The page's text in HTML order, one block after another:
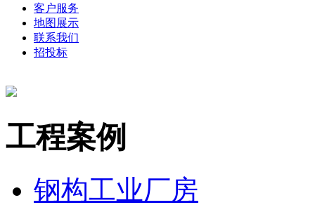
客户服务
地图展示
联系我们
招投标
工程案例
钢构工业厂房